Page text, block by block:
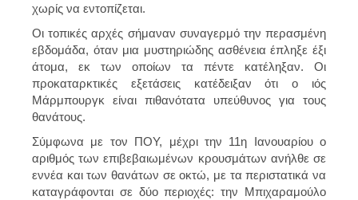
χωρίς να εντοπίζεται.
Οι τοπικές αρχές σήμαναν συναγερμό την περασμένη
εβδομάδα, όταν μια μυστηριώδης ασθένεια έπληξε έξι
άτομα, εκ των οποίων τα πέντε κατέληξαν. Οι
προκαταρκτικές εξετάσεις κατέδειξαν ότι ο ιός
Μάρμπουργκ είναι πιθανότατα υπεύθυνος για τους
θανάτους.
Σύμφωνα με τον ΠΟΥ, μέχρι την 11η Ιανουαρίου ο
αριθμός των επιβεβαιωμένων κρουσμάτων ανήλθε σε
εννέα και των θανάτων σε οκτώ, με τα περιστατικά να
καταγράφονται σε δύο περιοχές: την Μπιχαραμούλο